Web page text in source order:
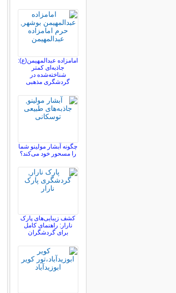
امامزاده عبدالمهیمن(ع):
جاذبه‌ای کمتر
شناخته‌شده در
گردشگری مذهبی
چگونه آبشار مولینو شما
را مسحور خود می‌کند؟
کشف زیبایی‌های پارک
نارار: راهنمای کامل
برای گردشگران